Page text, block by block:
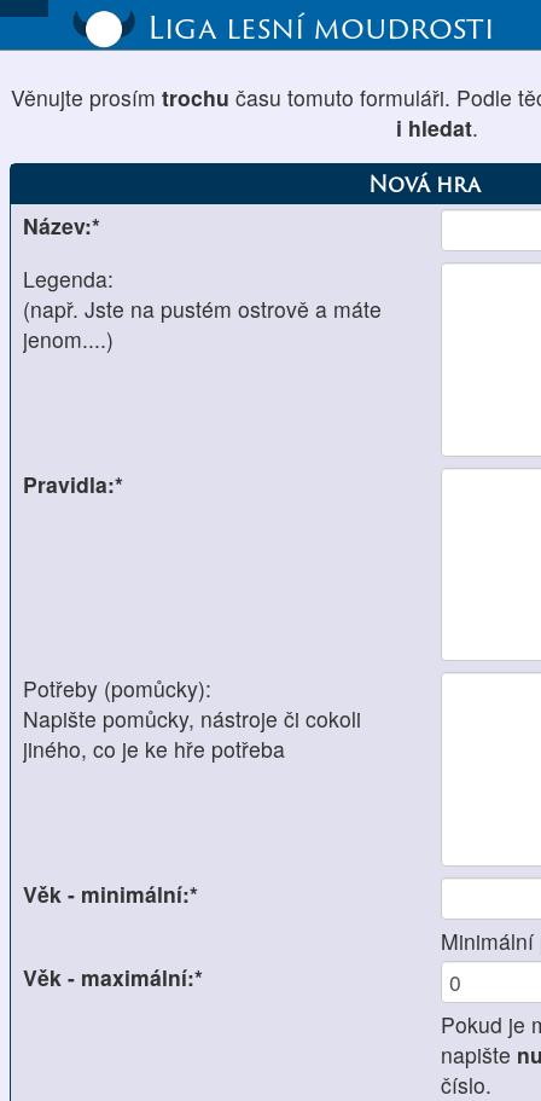
Liga lesní moudrosti
Věnujte prosím trochu času tomuto formuláři. Podle
i hledat.
Nová hra
Název:*
Legenda:
(např. Jste na pustém ostrově a máte
jenom....)
Pravidla:*
Potřeby (pomůcky):
Napište pomůcky, nástroje či cokoli
jiného, co je ke hře potřeba
Věk - minimální:*
Minimální
Věk - maximální:*
Pokud je
napište
číslo.